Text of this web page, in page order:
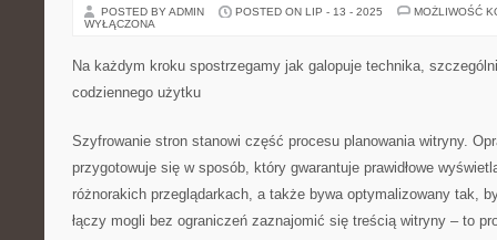
POSTED BY ADMIN POSTED ON LIP - 13 - 2025
MOŻLIWOŚĆ
WYŁĄCZONA
Na każdym kroku spostrzegamy jak galopuje technika,
codziennego użytku
Szyfrowanie stron stanowi część procesu planowania witryny.
przygotowuje się w sposób, który gwarantuje prawidłowe
różnorakich przeglądarkach, a także bywa optymalizowany tak,
łączy mogli bez ograniczeń zaznajomić się treścią witryny – to